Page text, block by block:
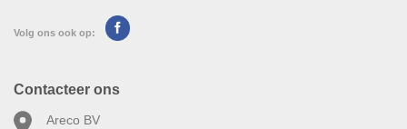
Volg ons ook op:
Contacteer ons
Areco BV